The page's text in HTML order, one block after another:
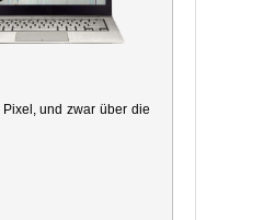
und zwar über die